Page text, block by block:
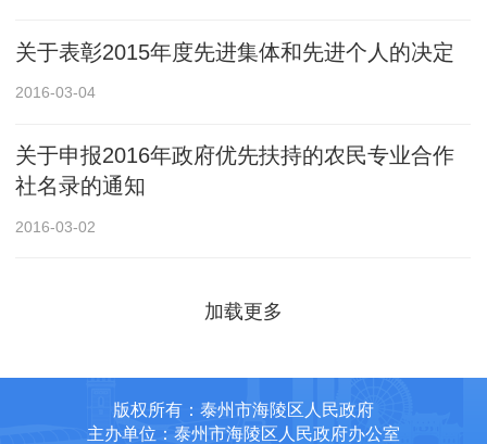
关于表彰2015年度先进集体和先进个人的决定
2016-03-04
关于申报2016年政府优先扶持的农民专业合作
社名录的通知
2016-03-02
加载更多
版权所有：泰州市海陵区人民政府
主办单位：泰州市海陵区人民政府办公室